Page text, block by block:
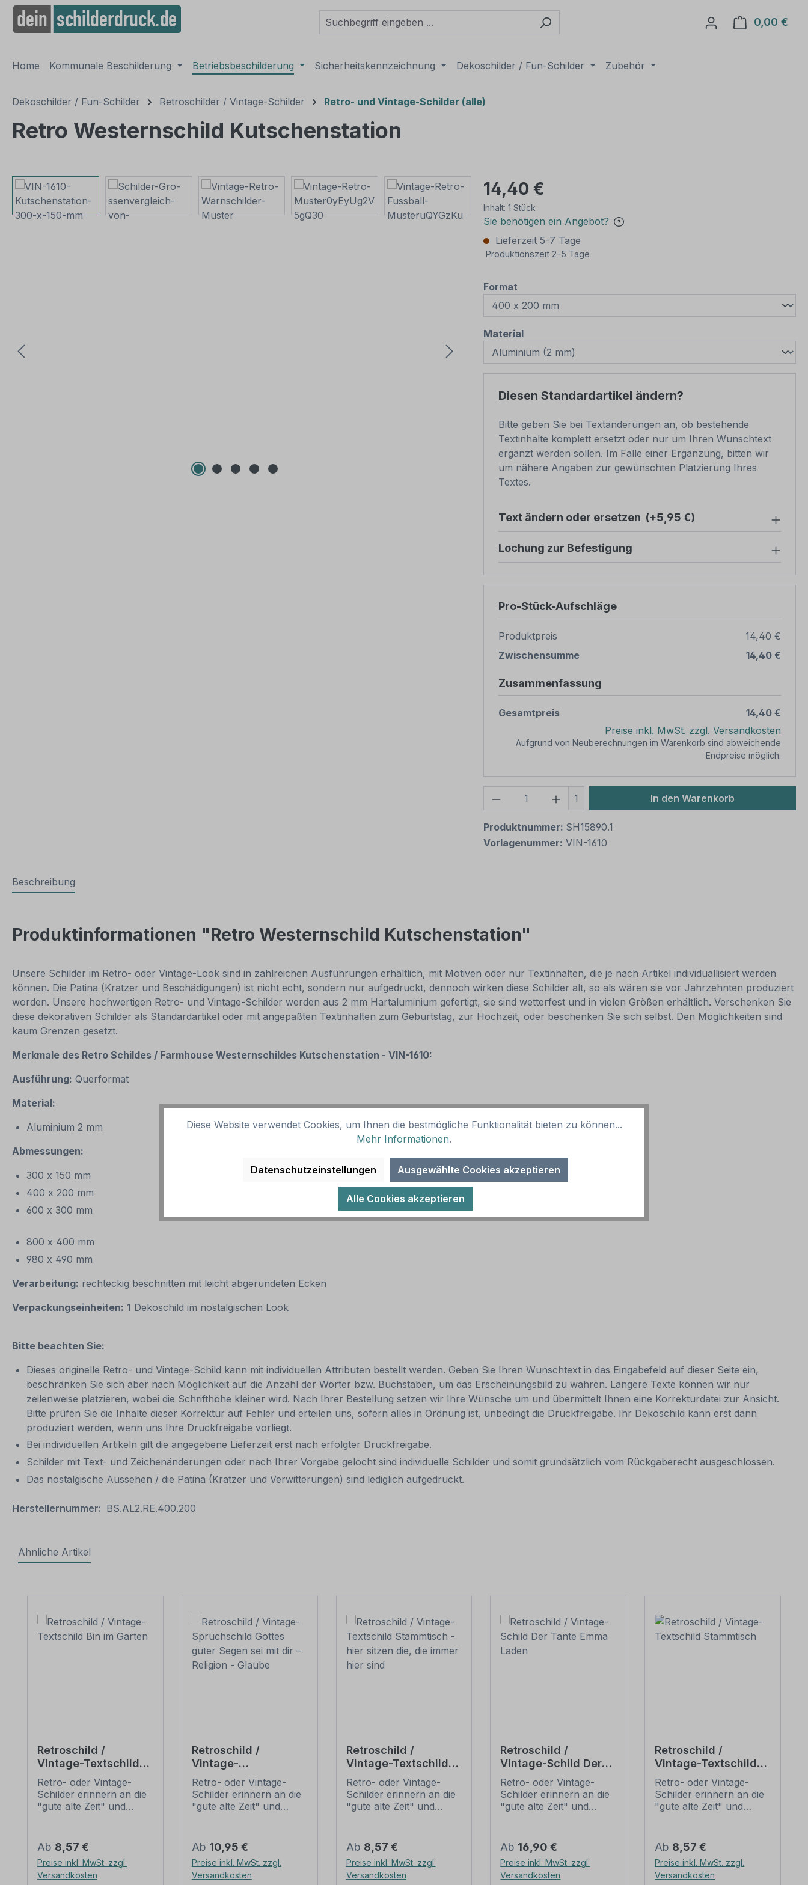
Zur Hauptnavigation springen
0,00 €
Home Kommunale Beschilderung Betriebsbeschilderung Sicherheitskennzeichnung Dekoschilder / Fun-Schilder Zubehör
Dekoschilder / Fun-Schilder Retroschilder / Vintage-Schilder Retro- und Vintage-Schilder (alle)
Retro Westernschild Kutschenstation
Bildergalerie überspringen 14,40 €
Inhalt: 1 Stück
Sie benötigen ein Angebot?
Lieferzeit 5-7 Tage
Produktionszeit 2-5 Tage
Format
Materialauswählen
Diesen Standardartikel ändern?
Bitte geben Sie bei Textänderungen an, ob bestehende
Textinhalte komplett ersetzt oder nur um Ihren Wunschtext
ergänzt werden sollen. Im Falle einer Ergänzung, bitten wir
um nähere Angaben zur gewünschten Platzierung Ihres
Textes.
Text ändern oder ersetzen (+5,95 €)
Lochung zur Befestigung
Pro-Stück-Aufschläge
Produktpreis
14,40 €
Zwischensumme
14,40 €
Zusammenfassung
Gesamtpreis
14,40 €
Preise inkl. MwSt. zzgl. Versandkosten
Aufgrund von Neuberechnungen im Warenkorb sind abweichende
Endpreise möglich.
Produkt Anzahl: Gib den gewünschten Wert
1 In den Warenkorb
Produktnummer: SH15890.1
Vorlagenummer: VIN-1610
Beschreibung
Produktinformationen "Retro Westernschild Kutschenstation"
Unsere Schilder im Retro- oder Vintage-Look sind in zahlreichen Ausführungen erhältlich, mit Motiven oder nur Textinhalten, die je nach Artikel individuallisiert werden
können. Die Patina (Kratzer und Beschädigungen) ist nicht echt, sondern nur aufgedruckt, dennoch wirken diese Schilder alt, so als wären sie vor Jahrzehnten produziert
worden. Unsere hochwertigen Retro- und Vintage-Schilder werden aus 2 mm Hartaluminium gefertigt, sie sind wetterfest und in vielen Größen erhältlich. Verschenken Sie
diese dekorativen Schilder als Standardartikel oder mit angepaßten Textinhalten zum Geburtstag, zur Hochzeit, oder beschenken Sie sich selbst. Den Möglichkeiten sind
kaum Grenzen gesetzt.
Merkmale des Retro Schildes / Farmhouse Westernschildes Kutschenstation - VIN-1610:
Ausführung: Querformat
Material:
Aluminium 2 mm
Abmessungen:
300 x 150 mm
400 x 200 mm
600 x 300 mm
800 x 400 mm
980 x 490 mm
Verarbeitung: rechteckig beschnitten mit leicht abgerundeten Ecken
Verpackungseinheiten: 1 Dekoschild im nostalgischen Look
Bitte beachten Sie:
Dieses originelle Retro- und Vintage-Schild kann mit individuellen Attributen bestellt werden. Geben Sie Ihren Wunschtext in das Eingabefeld auf dieser Seite ein,
beschränken Sie sich aber nach Möglichkeit auf die Anzahl der Wörter bzw. Buchstaben, um das Erscheinungsbild zu wahren. Längere Texte können wir nur
zeilenweise platzieren, wobei die Schrifthöhe kleiner wird. Nach Ihrer Bestellung setzen wir Ihre Wünsche um und übermittelt Ihnen eine Korrekturdatei zur Ansicht.
Bitte prüfen Sie die Inhalte dieser Korrektur auf Fehler und erteilen uns, sofern alles in Ordnung ist, unbedingt die Druckfreigabe. Ihr Dekoschild kann erst dann
produziert werden, wenn uns Ihre Druckfreigabe vorliegt.
Bei individuellen Artikeln gilt die angegebene Lieferzeit erst nach erfolgter Druckfreigabe.
Schilder mit Text- und Zeichenänderungen oder nach Ihrer Vorgabe gelocht sind individuelle Schilder und somit grundsätzlich vom Rückgaberecht ausgeschlossen.
Das nostalgische Aussehen / die Patina (Kratzer und Verwitterungen) sind lediglich aufgedruckt.
Herstellernummer: BS.AL2.RE.400.200
Ähnliche Artikel
Retroschild /
Vintage-Textschild
Bin im Garten
Retro- oder Vintage-
Schilder erinnern an die
"gute alte Zeit" und
großer Beliebheit. Sind
diese Schilder im Original
nur schwer und häufig
nur zu horrenden Preise
Regulärer Preis:
Ab 8,57 €
Preise inkl. MwSt. zzgl.
Versandkosten
Retroschild /
Vintage-
Spruchschild Gottes
guter Segen sei mit
dir – Religion -
Retro- oder Vintage-
Schilder erinnern an die
"gute alte Zeit" und
großer Beliebheit. Sind
diese Schilder im Original
nur schwer und häufig
nur zu horrenden Preise
Regulärer Preis:
Ab 10,95 €
Preise inkl. MwSt. zzgl.
Versandkosten
Retroschild /
Vintage-Textschild
Stammtisch - hier
sitzen die, die immer
hier sind
Retro- oder Vintage-
Schilder erinnern an die
"gute alte Zeit" und
großer Beliebheit. Sind
diese Schilder im Original
nur schwer und häufig
nur zu horrenden Preise
Regulärer Preis:
Ab 8,57 €
Preise inkl. MwSt. zzgl.
Versandkosten
Retroschild /
Vintage-Schild Der
Tante Emma Laden
Retro- oder Vintage-
Schilder erinnern an die
"gute alte Zeit" und
großer Beliebheit. Sind
diese Schilder im Original
nur schwer und häufig
nur zu horrenden Preise
Regulärer Preis:
Ab 16,90 €
Preise inkl. MwSt. zzgl.
Versandkosten
Retroschild /
Vintage-Textschild
Stammtisch
Retro- oder Vintage-
Schilder erinnern an die
"gute alte Zeit" und
großer Beliebheit. Sind
diese Schilder im Original
nur schwer und häufig
nur zu horrenden Preise
Regulärer Preis:
Ab 8,57 €
Preise inkl. MwSt. zzgl.
Versandkosten
Diese Website verwendet Cookies, um Ihnen die bestmögliche Funktionalität bieten zu können...
Mehr Informationen.
Datenschutzeinstellungen Ausgewählte Cookies akzeptieren
Alle Cookies akzeptieren